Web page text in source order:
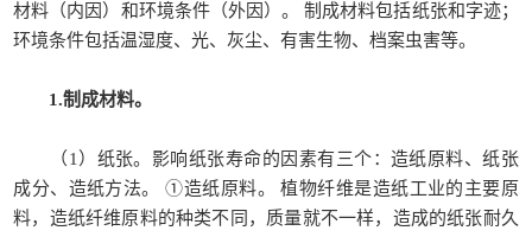
材料（内因）和环境条件（外因）。 制成材料包括纸张和字迹；
环境条件包括温湿度、光、灰尘、有害生物、档案虫害等。
1.制成材料。
（1）纸张。影响纸张寿命的因素有三个：造纸原料、纸张
成分、造纸方法。 ①造纸原料。 植物纤维是造纸工业的主要原
料，造纸纤维原料的种类不同，质量就不一样，造成的纸张耐久